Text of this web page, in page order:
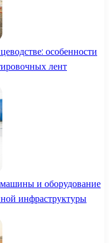
особенности
лент
и оборудование
инфраструктуры